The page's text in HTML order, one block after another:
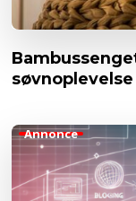
søvnoplevelse
Annonce